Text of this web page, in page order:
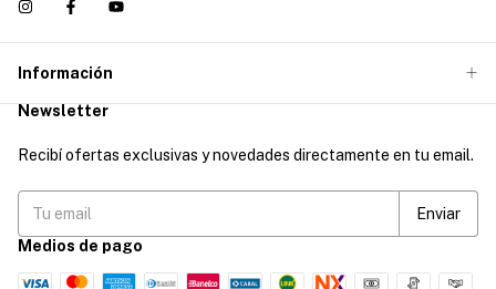
Información
Newsletter
Recibí ofertas exclusivas y novedades directamente en tu email.
Medios de pago